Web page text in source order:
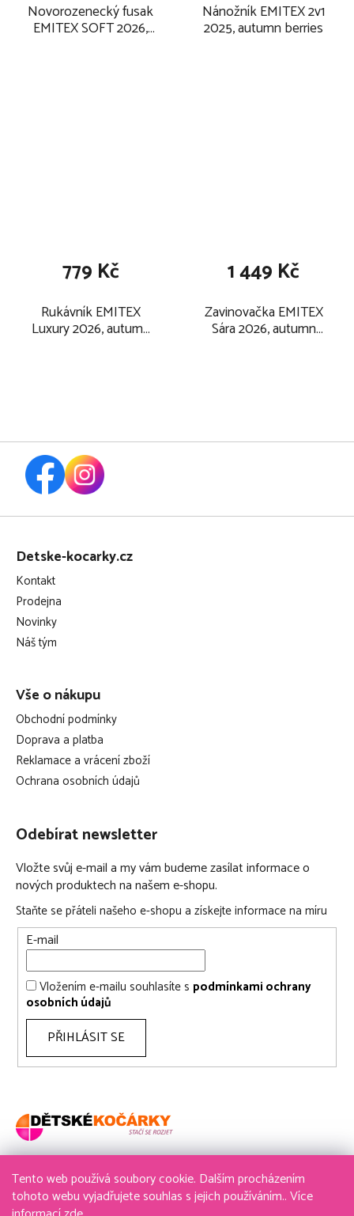
Tento web používá soubory cookie. Dalším procházením
tohoto webu vyjadřujete souhlas s jejich používáním.. Více
Novorozenecký fusak
EMITEX SOFT 2026,
Nánožník EMITEX 2v1
2025, autumn berries
Rukávník EMITEX
Luxury 2026, autumn
779 Kč
Zavinovačka EMITEX
Sára 2026, autumn
1 449 Kč
Z
Detske-kocarky.cz
Kontakt
Prodejna
Novinky
Náš tým
Vše o nákupu
Obchodní podmínky
Doprava a platba
Reklamace a vrácení zboží
Ochrana osobních údajů
Odebírat newsletter
Vložte svůj e-mail a my vám budeme zasílat informace o
nových produktech na našem e-shopu.
Staňte se přáteli našeho e-shopu a získejte informace na míru
E-mail
Vložením e-mailu souhlasíte s podmínkami ochrany
osobních údajů
PŘIHLÁSIT SE
736 611 204